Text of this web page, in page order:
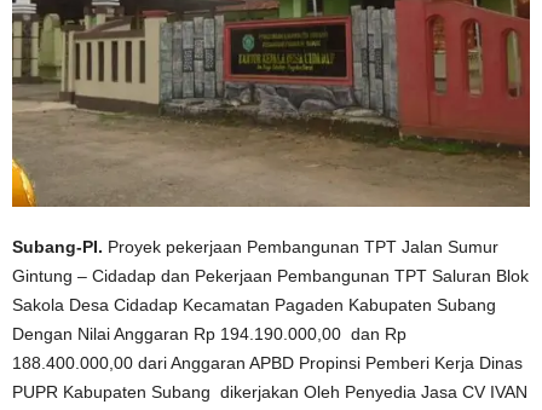
Subang-PI. Proyek pekerjaan Pembangunan TPT Jalan Sumur
Gintung – Cidadap dan Pekerjaan Pembangunan TPT Saluran Blok
Sakola Desa Cidadap Kecamatan Pagaden Kabupaten Subang
Dengan Nilai Anggaran Rp 194.190.000,00 dan Rp
188.400.000,00 dari Anggaran APBD Propinsi Pemberi Kerja Dinas
PUPR Kabupaten Subang dikerjakan Oleh Penyedia Jasa CV IVAN